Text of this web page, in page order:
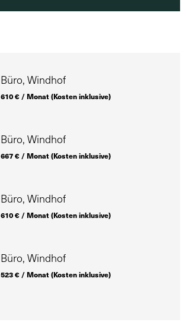
Büro, Windhof
610 € / Monat (Kosten inklusive)
Büro, Windhof
667 € / Monat (Kosten inklusive)
Büro, Windhof
610 € / Monat (Kosten inklusive)
Büro, Windhof
523 € / Monat (Kosten inklusive)